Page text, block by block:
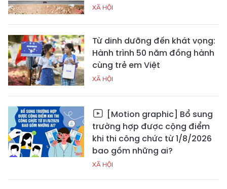
XÃ HỘI
Từ dinh dưỡng đến khát vọng:
Hành trình 50 năm đồng hành
cùng trẻ em Việt
XÃ HỘI
[Motion graphic] Bổ sung
trường hợp được cộng điểm
khi thi công chức từ 1/8/2026
bao gồm những ai?
XÃ HỘI